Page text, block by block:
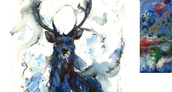
配送目安
二週間以内